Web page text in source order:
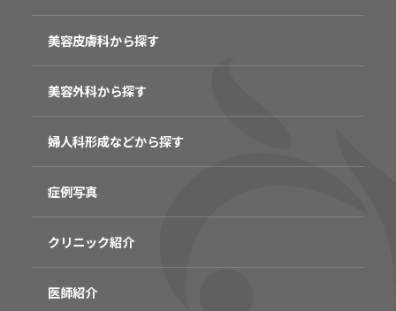
美容皮膚科から探す
美容外科から探す
婦人科形成などから探す
症例写真
クリニック紹介
医師紹介